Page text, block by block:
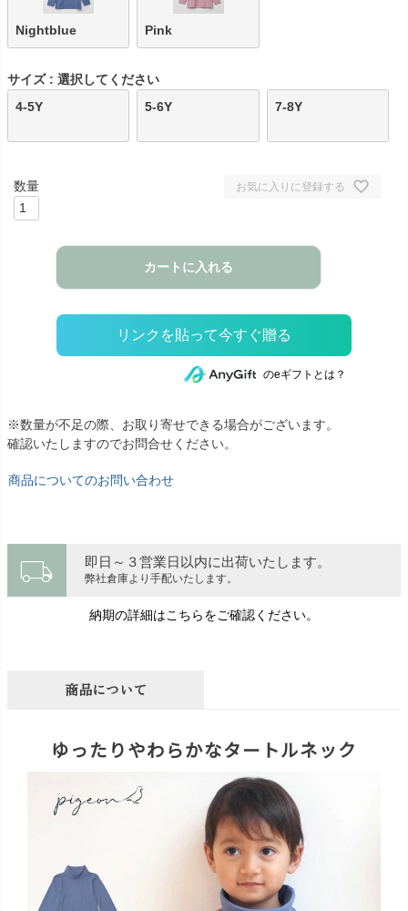
Nightblue Pink
サイズ
選択してください
4-5Y
5-6Y 7-8Y
お気に入りに登録する
カートに入れる
のeギフトとは？
※数量が不足の際、お取り寄せできる場合がございます。
確認いたしますのでお問合せください。
商品についてのお問い合わせ
local_shipping 即日～３営業日以内に出荷いたします。
弊社倉庫より手配いたします。
納期の詳細はこちらをご確認ください。
商品について
ゆったりやわらかなタートルネック